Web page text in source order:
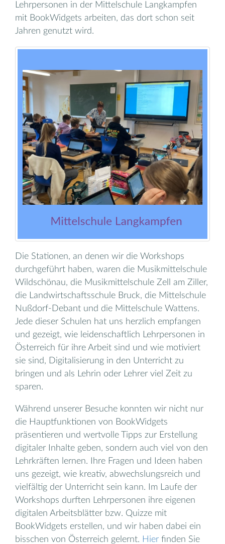
Lehrpersonen in der Mittelschule Langkampfen
mit BookWidgets arbeiten, das dort schon seit
Jahren genutzt wird.
Die Stationen, an denen wir die Workshops
durchgeführt haben, waren die Musikmittelschule
Wildschönau, die Musikmittelschule Zell am Ziller,
die Landwirtschaftsschule Bruck, die Mittelschule
Nußdorf-Debant und die Mittelschule Wattens.
Jede dieser Schulen hat uns herzlich empfangen
und gezeigt, wie leidenschaftlich Lehrpersonen in
Österreich für ihre Arbeit sind und wie motiviert
sie sind, Digitalisierung in den Unterricht zu
bringen und als Lehrin oder Lehrer viel Zeit zu
sparen.
Während unserer Besuche konnten wir nicht nur
die Hauptfunktionen von BookWidgets
präsentieren und wertvolle Tipps zur Erstellung
digitaler Inhalte geben, sondern auch viel von den
Lehrkräften lernen. Ihre Fragen und Ideen haben
uns gezeigt, wie kreativ, abwechslungsreich und
vielfältig der Unterricht sein kann. Im Laufe der
Workshops durften Lehrpersonen ihre eigenen
digitalen Arbeitsblätter bzw. Quizze mit
BookWidgets erstellen, und wir haben dabei ein
bisschen von Österreich gelernt. Hier finden Sie